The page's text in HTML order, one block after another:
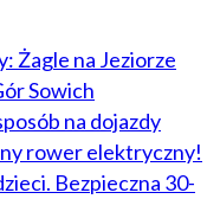
Żagle na Jeziorze
Sowich
na dojazdy
rower elektryczny!
Bezpieczna 30-